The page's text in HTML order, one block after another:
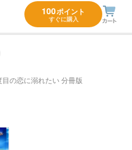
100ポイント
すぐに購入
目の恋に溺れたい 分冊版